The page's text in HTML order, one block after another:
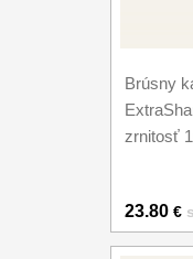
Brúsny
zrnitosť
23.80 €